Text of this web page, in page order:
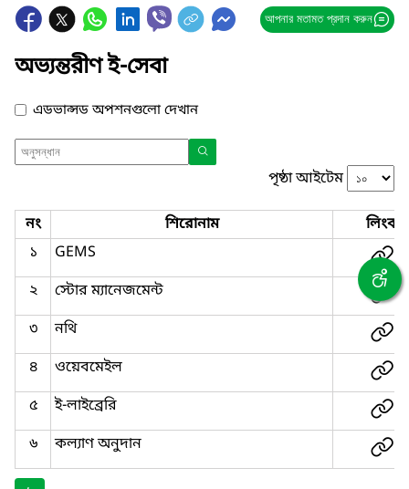
আপনার মতামত প্রদান করুন
অভ্যন্তরীণ ই-সেবা
এডভান্সড অপশনগুলো দেখান
পৃষ্ঠা আইটেম
নং শিরোনাম
লিংক
১
GEMS
২
স্টোর ম্যানেজমেন্ট
৩
নথি
৪
ওয়েবমেইল
৫
ই-লাইব্রেরি
৬
কল্যাণ অনুদান